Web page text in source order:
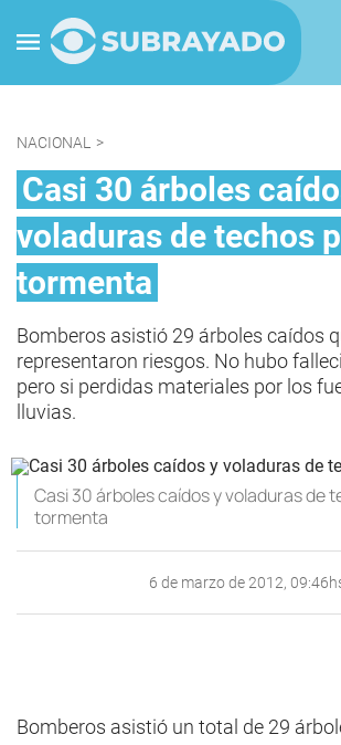
NACIONAL >
Casi 30 árboles
voladuras de techos
tormenta
Bomberos asistió 29 árboles caídos
representaron riesgos. No hubo
pero si perdidas materiales por los
lluvias.
Casi 30 árboles caídos y voladuras de
tormenta
6 de marzo de 2012,
Bomberos asistió un total de 29